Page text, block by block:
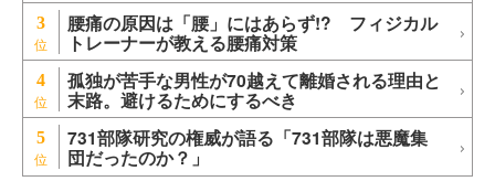
3 腰痛の原因は「腰」にはあらず!? フィジカル
トレーナーが教える腰痛対策
4 孤独が苦手な男性が70越えて離婚される理由と
末路。避けるためにするべき
5 731部隊研究の権威が語る「731部隊は悪魔集
団だったのか？」